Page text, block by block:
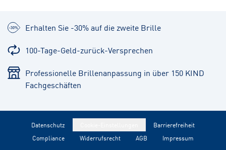
Erhalten Sie -30% auf die zweite Brille
100-Tage-Geld-zurück-Versprechen
Professionelle Brillenanpassung in über 150 KIND
Fachgeschäften
Datenschutz
Barrierefreiheit
Compliance
Widerrufsrecht AGB Impressum